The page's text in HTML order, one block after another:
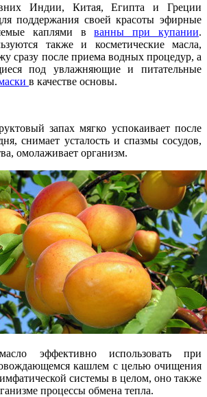
Индии, Китая, Египта и Греции
поддержания своей красоты эфирные
каплями вванны при купании.
также и косметические масла,
сразу после приема водных процедур, а
под увлажняющие и питательные
в качестве основы.
запах мягко успокаивает после
снимает усталость и спазмы сосудов,
омолаживает организм.
эффективно использовать при
кашлем с целью очищения
системы в целом, оно также
процессы обмена тепла.